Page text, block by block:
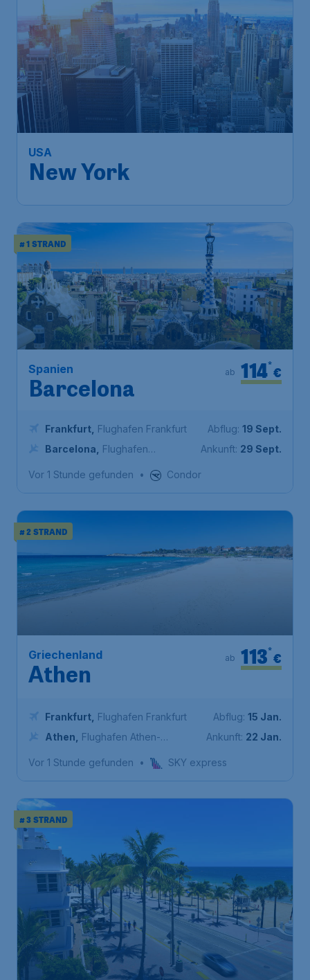
USA
New York
# 1 STRAND
Spanien
Barcelona
€
114*
ab
Frankfurt Flughafen Frankfurt
Barcelona
Flughafen
Abflug: 19 Sept.
Ankunft: 29 Sept.
Vor 1 Stunde gefunden • Condor
# 2 STRAND
Griechenland
Athen
€
113*
ab
Frankfurt Flughafen Frankfurt
Athen
Flughafen Athen-
Abflug: 15 Jan.
Ankunft: 22 Jan.
Vor 1 Stunde gefunden • SKY express
# 3 STRAND
USA
Miami
€
506*